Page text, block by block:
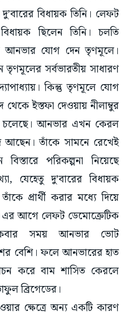
বিধায়ক তিনি। লেফট
বিধায়ক ছিলেন তিনি। চলতি
আনভার যোগ দেন তৃণমূলে।
তৃণমূলের সর্বভারতীয় সাধারণ
কিন্তু তৃণমূলে যোগ
ইস্তফা দেওয়ায় নীলাম্বুর
চলেছে। আনভার এখন কেরল
তাঁকে সামনে রেখেই
পরিকল্পনা নিয়েছে
যেহেতু দু’বারের বিধায়ক
প্রার্থী করার মধ্যে দিয়ে
এর আগে লেফট ডেমোক্রেটিক
সময় আনভার ভোট
বেশি। ফলে আনভারের হাত
করে বাম শাসিত কেরলে
ব্রিগেডের।
ক্ষেত্রে অন্য একটি কারণ